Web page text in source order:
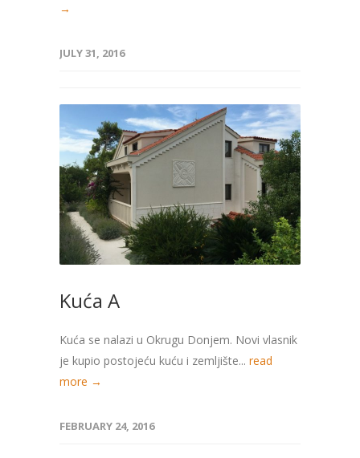
→
JULY 31, 2016
Kuća A
Kuća se nalazi u Okrugu Donjem. Novi vlasnik
je kupio postojeću kuću i zemljište... read
more →
FEBRUARY 24, 2016